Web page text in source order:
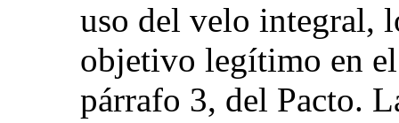
uso del velo integral,
objetivo legítimo en
párrafo 3, del Pacto.